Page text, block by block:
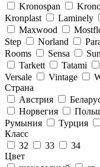
Kronospan
Kronplast
Laminely
Maxwood
Step
Norland
Rooms
Sensa
Tarkett
Tatami
Versale
Vintage
Страна
Австрия
Норвегия
Румыния
Турция
Класс
32
33
34
Цвет